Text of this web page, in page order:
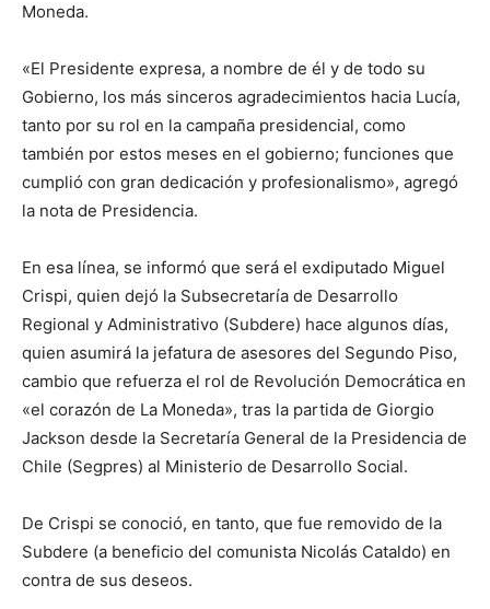
Moneda.
«El Presidente expresa, a nombre de él y de todo su
Gobierno, los más sinceros agradecimientos hacia Lucía,
tanto por su rol en la campaña presidencial, como
también por estos meses en el gobierno; funciones que
cumplió con gran dedicación y profesionalismo», agregó
la nota de Presidencia.
En esa línea, se informó que será el exdiputado Miguel
Crispi, quien dejó la Subsecretaría de Desarrollo
Regional y Administrativo (Subdere) hace algunos días,
quien asumirá la jefatura de asesores del Segundo Piso,
cambio que refuerza el rol de Revolución Democrática en
«el corazón de La Moneda», tras la partida de Giorgio
Jackson desde la Secretaría General de la Presidencia de
Chile (Segpres) al Ministerio de Desarrollo Social.
De Crispi se conoció, en tanto, que fue removido de la
Subdere (a beneficio del comunista Nicolás Cataldo) en
contra de sus deseos.